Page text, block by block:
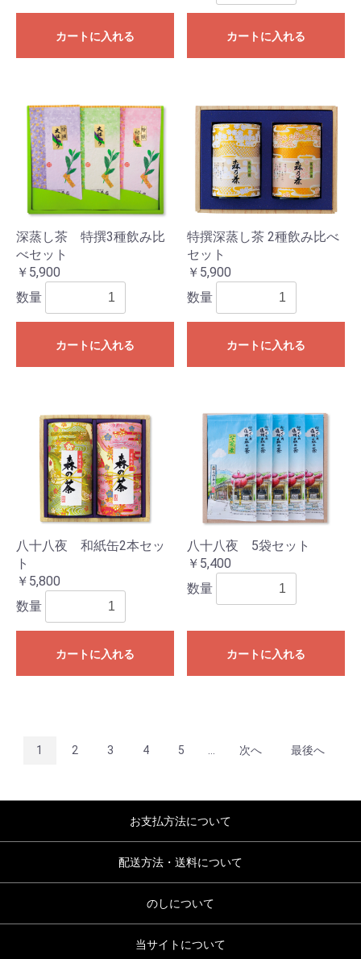
カートに入れる カートに入れる
深蒸し茶 特撰3種飲み比
べセット
￥5,900
数量
カートに入れる
特撰深蒸し茶 2種飲み比べ
セット
￥5,900
数量
カートに入れる
八十八夜 和紙缶2本セッ
ト
￥5,800
数量
カートに入れる
八十八夜 5袋セット
￥5,400
数量
カートに入れる
1 2 3 4 5 ... 次へ 最後へ
お支払方法について
配送方法・送料について
のしについて
当サイトについて